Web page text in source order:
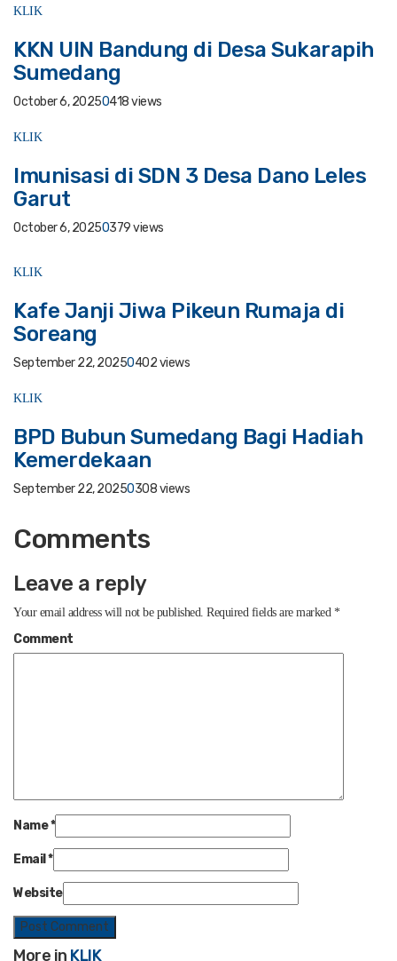
KLIK
KKN UIN Bandung di Desa Sukarapih
Sumedang
October 6, 20250418 views
KLIK
Imunisasi di SDN 3 Desa Dano Leles
Garut
October 6, 20250379 views
KLIK
Kafe Janji Jiwa Pikeun Rumaja di
Soreang
September 22, 20250402 views
KLIK
BPD Bubun Sumedang Bagi Hadiah
Kemerdekaan
September 22, 20250308 views
Comments
Leave a reply
Your email address will not be published. Required fields are marked *
Comment
Name*
Email *
Website
More in KLIK